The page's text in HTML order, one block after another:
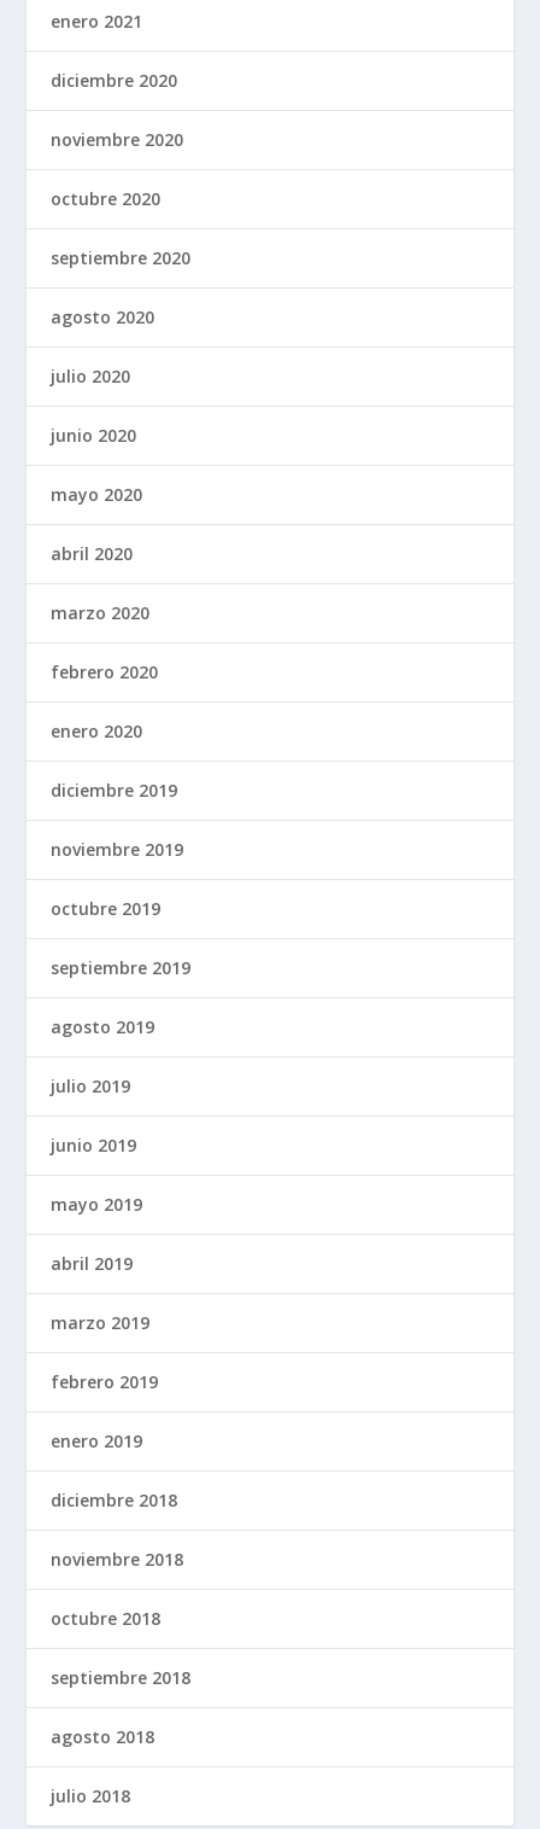
enero 2021
diciembre 2020
noviembre 2020
octubre 2020
septiembre 2020
agosto 2020
julio 2020
junio 2020
mayo 2020
abril 2020
marzo 2020
febrero 2020
enero 2020
diciembre 2019
noviembre 2019
octubre 2019
septiembre 2019
agosto 2019
julio 2019
junio 2019
mayo 2019
abril 2019
marzo 2019
febrero 2019
enero 2019
diciembre 2018
noviembre 2018
octubre 2018
septiembre 2018
agosto 2018
julio 2018